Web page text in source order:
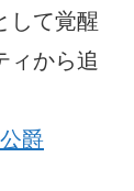
して覚醒
ィから追
爵